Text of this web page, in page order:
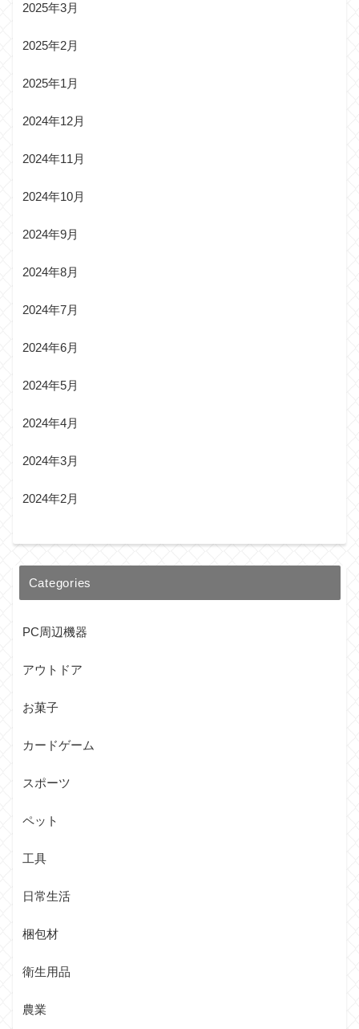
2025年3月
2025年2月
2025年1月
2024年12月
2024年11月
2024年10月
2024年9月
2024年8月
2024年7月
2024年6月
2024年5月
2024年4月
2024年3月
2024年2月
Categories
PC周辺機器
アウトドア
お菓子
カードゲーム
スポーツ
ペット
工具
日常生活
梱包材
衛生用品
農業